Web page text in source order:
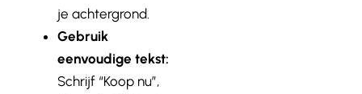
je achtergrond.
Gebruik
eenvoudige tekst:
Schrijf “Koop nu”,